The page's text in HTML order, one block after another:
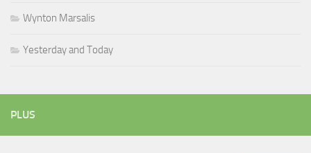
Wynton Marsalis
Yesterday and Today
PLUS